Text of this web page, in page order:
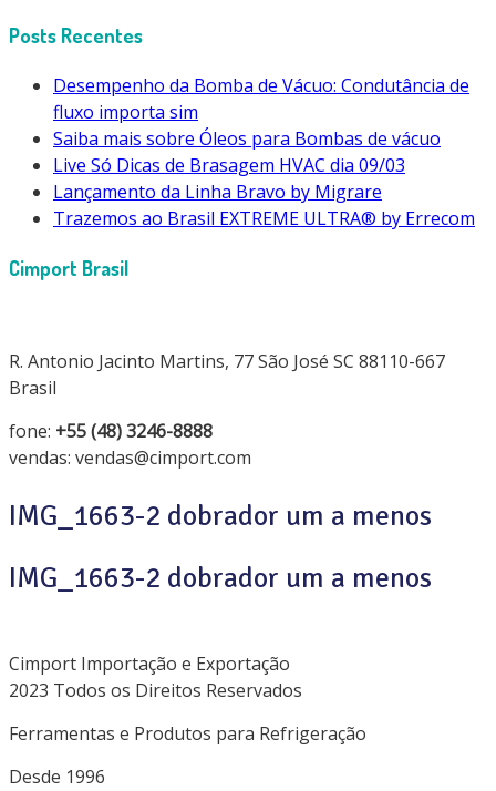
Posts Recentes
Desempenho da Bomba de Vácuo: Condutância de
fluxo importa sim
Saiba mais sobre Óleos para Bombas de vácuo
Live Só Dicas de Brasagem HVAC dia 09/03
Lançamento da Linha Bravo by Migrare
Trazemos ao Brasil EXTREME ULTRA® by Errecom
Cimport Brasil
R. Antonio Jacinto Martins, 77 São José SC 88110-667
Brasil
fone: +55 (48) 3246-8888
vendas: vendas@cimport.com
IMG_1663-2 dobrador um a menos
IMG_1663-2 dobrador um a menos
Cimport Importação e Exportação
2023 Todos os Direitos Reservados
Ferramentas e Produtos para Refrigeração
Desde 1996